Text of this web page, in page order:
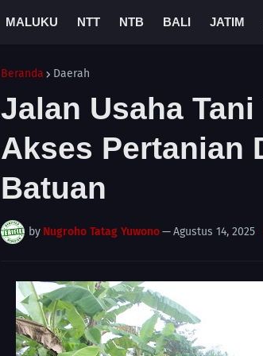
MALUKU NTT NTB BALI JATIM
Beranda Daerah
Jalan Usaha
Akses Pertanian
Batuan
by Nugroho Tatag Yuwono—Agustus 14, 2025